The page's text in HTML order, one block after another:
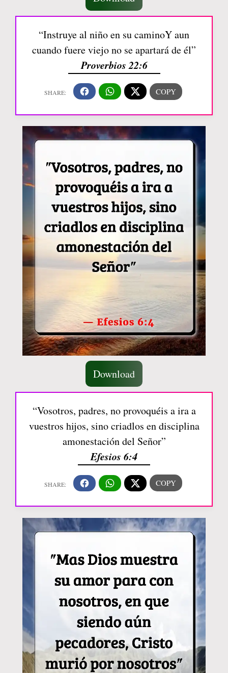
“Instruye al niño en su caminoY aun
cuando fuere viejo no se apartará de él”
Proverbios 22:6
Download
“Vosotros, padres, no provoquéis a ira a
vuestros hijos, sino criadlos en disciplina
amonestación del Señor”
Efesios 6:4